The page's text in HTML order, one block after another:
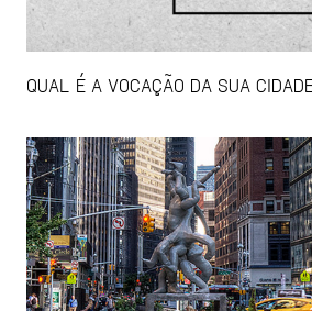
QUAL É A VOCAÇÃO DA SUA